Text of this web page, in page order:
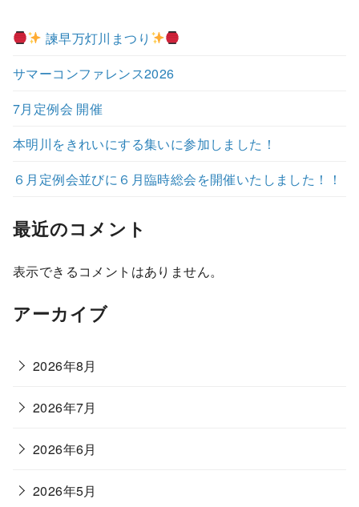
諫早万灯川まつり
サマーコンファレンス2026
7月定例会 開催
本明川をきれいにする集いに参加しました！
６月定例会並びに６月臨時総会を開催いたしました！！
最近のコメント
表示できるコメントはありません。
アーカイブ
2026年8月
2026年7月
2026年6月
2026年5月